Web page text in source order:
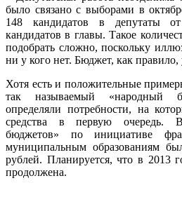
было связано с выборами в
148 кандидатов в депутаты
кандидатов в главы. Такое
подобрать сложно, поскольку
ни у кого нет. Бюджет, как
Хотя есть и положительные
так называемый «народный
определяли потребности, на
средства в первую очередь. В
бюджетов» по инициативе
муниципальным образованиям
рублей. Планируется, что в 2013
продолжена.